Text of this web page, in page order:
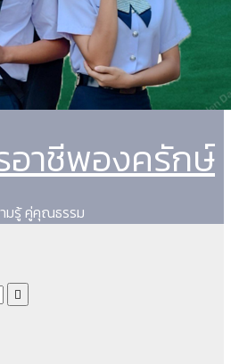
อาชีพองครักษ์
มรู้ คู่คุณธรรม